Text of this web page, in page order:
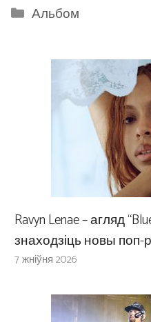
Categories
Альбом
Ravyn Lenae – агляд
знаходзіць новы
7 жніўня 2026